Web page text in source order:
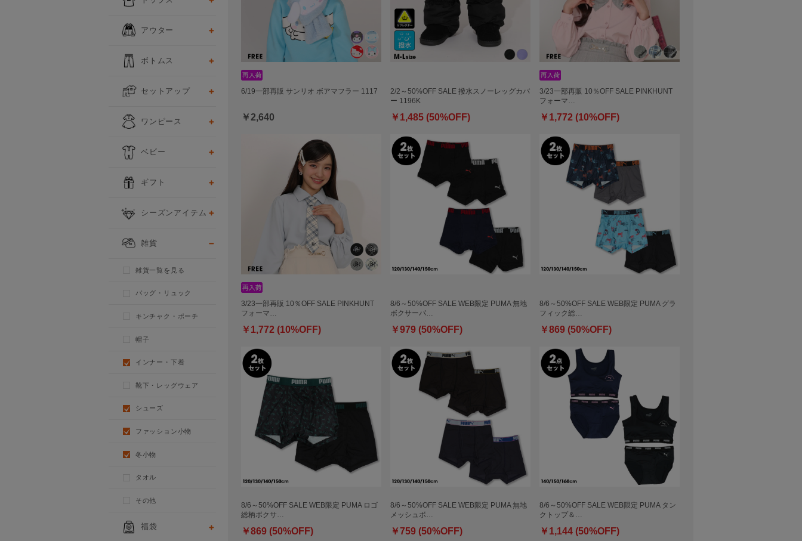
6/19一部再販 サンリオ ボアマフラー 1117
￥2,640
2/2～50%OFF SALE 撥水スノーレッグカバ
ー 1196K
￥1,485 (50%OFF)
3/23一部再販 10％OFF SALE PINKHUNT
フォーマ…
￥1,772 (10%OFF)
3/23一部再販 10％OFF SALE PINKHUNT
フォーマ…
￥1,772 (10%OFF)
8/6～50%OFF SALE WEB限定 PUMA 無地
ボクサーパ…
￥979 (50%OFF)
8/6～50%OFF SALE WEB限定 PUMA グラ
フィック総…
￥869 (50%OFF)
8/6～50%OFF SALE WEB限定 PUMA ロゴ
総柄ボクサ…
￥869 (50%OFF)
8/6～50%OFF SALE WEB限定 PUMA 無地
メッシュボ…
￥759 (50%OFF)
8/6～50%OFF SALE WEB限定 PUMA タン
クトップ＆…
￥1,144 (50%OFF)
アウター
ボトムス
セットアップ
ワンピース
ベビー
ギフト
シーズンアイテム
雑貨
雑貨一覧を見る
バッグ・リュック
キンチャク・ポーチ
帽子
インナー・下着
靴下・レッグウェア
シューズ
ファッション小物
冬小物
タオル
その他
福袋